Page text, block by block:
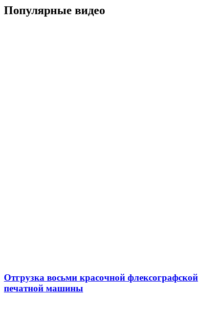
Популярные видео
Отгрузка восьми красочной флексографской
печатной машины